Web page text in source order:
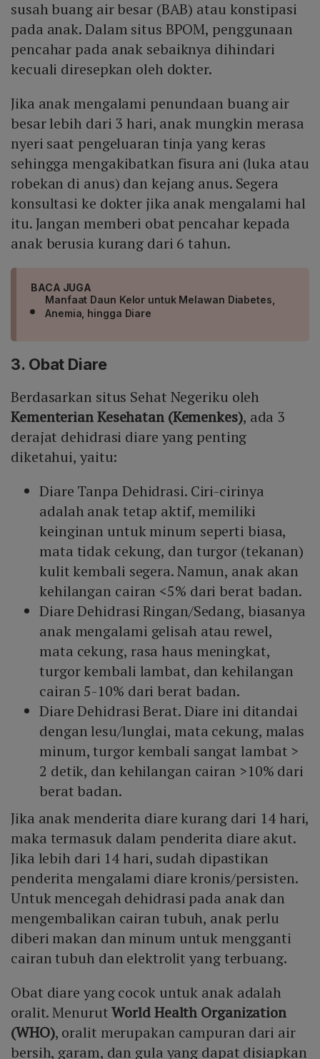
susah buang air besar (BAB) atau konstipasi
pada anak. Dalam situs BPOM, penggunaan
pencahar pada anak sebaiknya dihindari
kecuali diresepkan oleh dokter.
Jika anak mengalami penundaan buang air
besar lebih dari 3 hari, anak mungkin merasa
nyeri saat pengeluaran tinja yang keras
sehingga mengakibatkan fisura ani (luka atau
robekan di anus) dan kejang anus. Segera
konsultasi ke dokter jika anak mengalami hal
itu. Jangan memberi obat pencahar kepada
anak berusia kurang dari 6 tahun.
BACA JUGA
Manfaat Daun Kelor untuk Melawan Diabetes,
Anemia, hingga Diare
3. Obat Diare
Berdasarkan situs Sehat Negeriku oleh
Kementerian Kesehatan (Kemenkes), ada 3
derajat dehidrasi diare yang penting
diketahui, yaitu:
Diare Tanpa Dehidrasi. Ciri-cirinya
adalah anak tetap aktif, memiliki
keinginan untuk minum seperti biasa,
mata tidak cekung, dan turgor (tekanan)
kulit kembali segera. Namun, anak akan
kehilangan cairan <5% dari berat badan.
Diare Dehidrasi Ringan/Sedang, biasanya
anak mengalami gelisah atau rewel,
mata cekung, rasa haus meningkat,
turgor kembali lambat, dan kehilangan
cairan 5-10% dari berat badan.
Diare Dehidrasi Berat. Diare ini ditandai
dengan lesu/lunglai, mata cekung, malas
minum, turgor kembali sangat lambat >
2 detik, dan kehilangan cairan >10% dari
berat badan.
Jika anak menderita diare kurang dari 14 hari,
maka termasuk dalam penderita diare akut.
Jika lebih dari 14 hari, sudah dipastikan
penderita mengalami diare kronis/persisten.
Untuk mencegah dehidrasi pada anak dan
mengembalikan cairan tubuh, anak perlu
diberi makan dan minum untuk mengganti
cairan tubuh dan elektrolit yang terbuang.
Obat diare yang cocok untuk anak adalah
oralit. MenurutWorld Health Organization
(WHO), oralit merupakan campuran dari air
bersih, garam, dan gula yang dapat disiapkan